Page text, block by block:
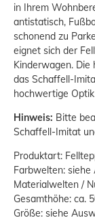
in Ihrem
antistatisch,
schonend zu
eignet sich der
Kinderwagen.
das Schaffell-
hochwertige
Hinweis: Bitte
Schaffell-Imitat
Produktart:
Farbwelten: siehe
Materialwelten /
Gesamthöhe: ca.
Größe: siehe